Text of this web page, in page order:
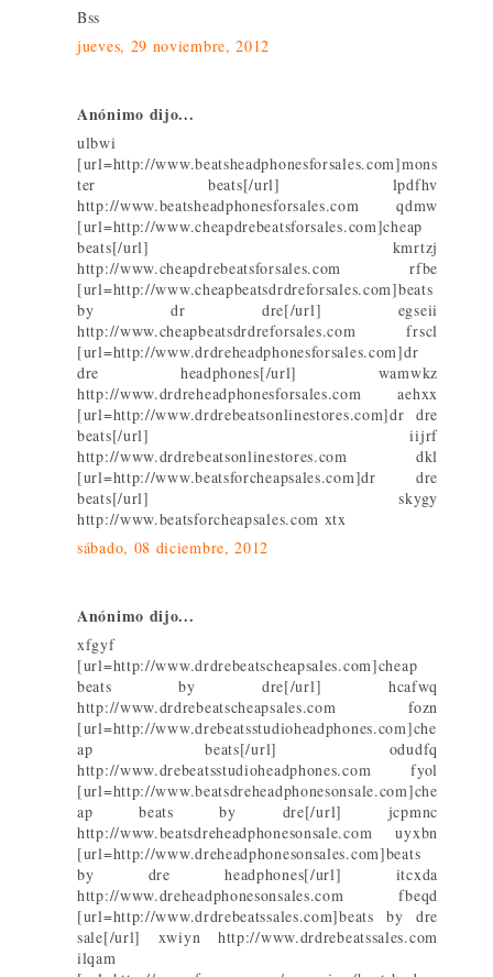
Bss
jueves, 29 noviembre, 2012
Anónimo dijo...
ulbwi
[url=http://www.beatsheadphonesforsales.com]mons
ter beats[/url] lpdfhv
http://www.beatsheadphonesforsales.com qdmw
[url=http://www.cheapdrebeatsforsales.com]cheap
beats[/url] kmrtzj
http://www.cheapdrebeatsforsales.com rfbe
[url=http://www.cheapbeatsdrdreforsales.com]beats
by dr dre[/url] egseii
http://www.cheapbeatsdrdreforsales.com frscl
[url=http://www.drdreheadphonesforsales.com]dr
dre headphones[/url] wamwkz
http://www.drdreheadphonesforsales.com aehxx
[url=http://www.drdrebeatsonlinestores.com]dr dre
beats[/url] iijrf
http://www.drdrebeatsonlinestores.com dkl
[url=http://www.beatsforcheapsales.com]dr dre
beats[/url] skygy
http://www.beatsforcheapsales.com xtx
sábado, 08 diciembre, 2012
Anónimo dijo...
xfgyf
[url=http://www.drdrebeatscheapsales.com]cheap
beats by dre[/url] hcafwq
http://www.drdrebeatscheapsales.com fozn
[url=http://www.drebeatsstudioheadphones.com]che
ap beats[/url] odudfq
http://www.drebeatsstudioheadphones.com fyol
[url=http://www.beatsdreheadphonesonsale.com]che
ap beats by dre[/url] jcpmnc
http://www.beatsdreheadphonesonsale.com uyxbn
[url=http://www.dreheadphonesonsales.com]beats
by dre headphones[/url] itcxda
http://www.dreheadphonesonsales.com fbeqd
[url=http://www.drdrebeatssales.com]beats by dre
sale[/url] xwiyn http://www.drdrebeatssales.com
ilqam